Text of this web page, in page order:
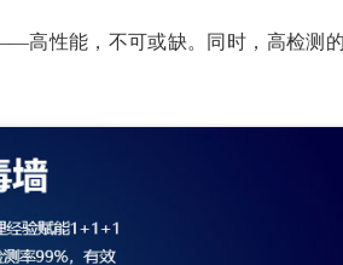
高性能，不可或缺。同时，高检测